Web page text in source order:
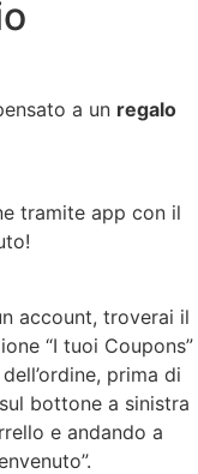
a un regalo
tramite app con il
account, troverai il
“I tuoi Coupons”
prima di
bottone a sinistra
e andando a